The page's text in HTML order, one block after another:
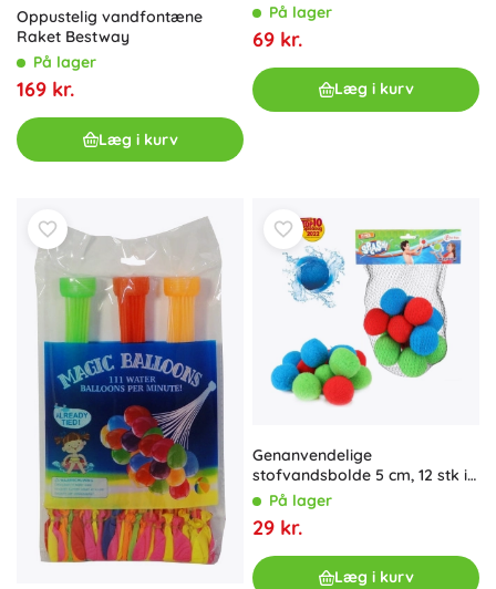
Oppustelig vandfontæne
Raket Bestway
På lager
169 kr.
Læg i kurv
På lager
69 kr.
Læg i kurv
Genanvendelige
stofvandsbolde 5 cm, 12 stk i
netPå lager
29 kr.
Læg i kurv